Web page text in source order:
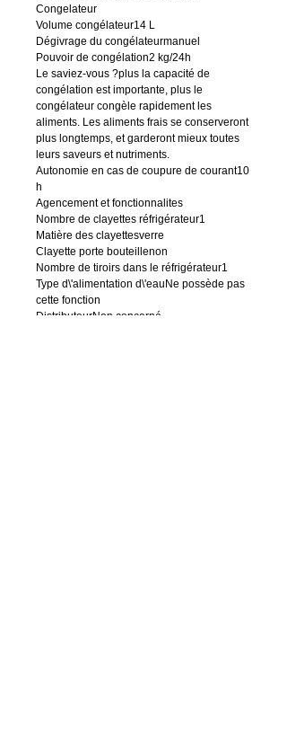
Congelateur
Volume congélateur14 L
Dégivrage du congélateurmanuel
Pouvoir de congélation2 kg/24h
Le saviez-vous ?plus la capacité de
congélation est importante, plus le
congélateur congèle rapidement les
aliments. Les aliments frais se conserveront
plus longtemps, et garderont mieux toutes
leurs saveurs et nutriments.
Autonomie en cas de coupure de courant10
h
Agencement et fonctionnalites
Nombre de clayettes réfrigérateur1
Matière des clayettesverre
Clayette porte bouteillenon
Nombre de tiroirs dans le réfrigérateur1
Type d\'alimentation d\'eauNe possède pas
cette fonction
DistributeurNon concerné